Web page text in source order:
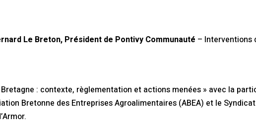
Le Breton, Président de Pontivy Communauté – Interventions
Bretagne : contexte, règlementation et actions menées » avec la
Bretonne des Entreprises Agroalimentaires (ABEA) et le